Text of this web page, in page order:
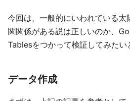
今回は、一般的にいわれている太
関関係がある説は正しいのか、
Tablesをつかって検証してみたい
データ作成